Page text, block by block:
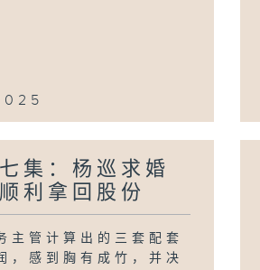
集：杨巡求婚
利拿回股份
主管计算出的三套配套
，感到胸有成竹，并决